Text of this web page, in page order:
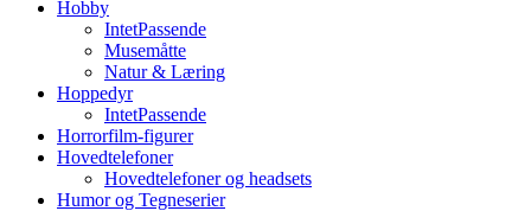
Hobby
IntetPassende
Musemåtte
Natur & Læring
Hoppedyr
IntetPassende
Horrorfilm-figurer
Hovedtelefoner
Hovedtelefoner og headsets
Humor og Tegneserier